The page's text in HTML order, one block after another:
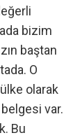
bizim
baştan
O
olarak
var.
Bu